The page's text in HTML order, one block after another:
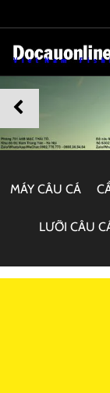
MÁY CÂU CÁ
LƯỠI CÂU